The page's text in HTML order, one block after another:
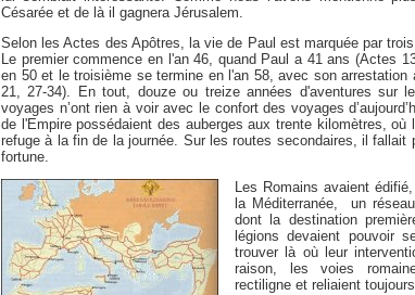
Césarée et de là il gagnera Jérusalem.
Selon les Actes des Apôtres, la vie de Paul est marquée par
Le premier commence en l'an 46, quand Paul a 41 ans (Actes
en 50 et le troisième se termine en l'an 58, avec son arrestation
21, 27-34). En tout, douze ou treize années d'aventures sur
voyages n’ont rien à voir avec le confort des voyages
de l'Empire possédaient des auberges aux trente kilomètres, où
refuge à la fin de la journée. Sur les routes secondaires, il fallait
fortune.
Les Romains avaient
la Méditerranée, un
dont la destination
légions devaient pouvoir
trouver là où leur
raison, les voies
rectiligne et reliaient